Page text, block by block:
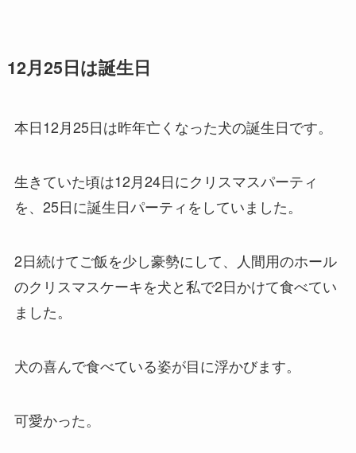
12月25日は誕生日
本日12月25日は昨年亡くなった犬の誕生日です。
生きていた頃は12月24日にクリスマスパーティ
を、25日に誕生日パーティをしていました。
2日続けてご飯を少し豪勢にして、人間用のホール
のクリスマスケーキを犬と私で2日かけて食べてい
ました。
犬の喜んで食べている姿が目に浮かびます。
可愛かった。